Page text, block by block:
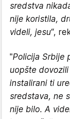
sredstva
nije koristila,
videli, jesu“,
"Policija Srbije
uopšte
instalirani ti
sredstava, ne
nije bilo. A